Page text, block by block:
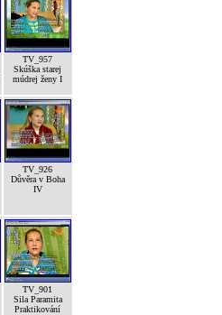
TV_957
Skúška starej
múdrej ženy I
TV_926
Důvěra v Boha
IV
TV_901
Sila Paramita
Praktikování